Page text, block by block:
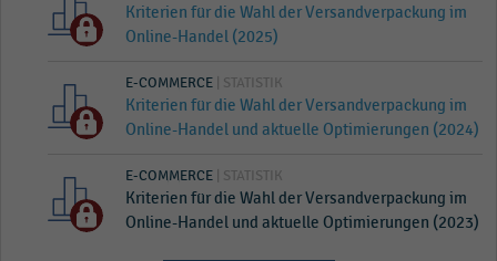
Kriterien für die Wahl der Versandverpackung im
Online-Handel (2025)
E-COMMERCE | STATISTIK
Kriterien für die Wahl der Versandverpackung im
Online-Handel und aktuelle Optimierungen (2024)
E-COMMERCE | STATISTIK
Kriterien für die Wahl der Versandverpackung im
Online-Handel und aktuelle Optimierungen (2023)